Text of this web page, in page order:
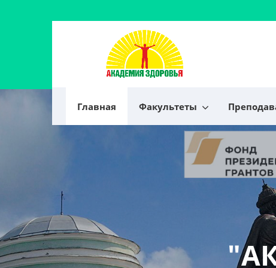
Главная Факультеты